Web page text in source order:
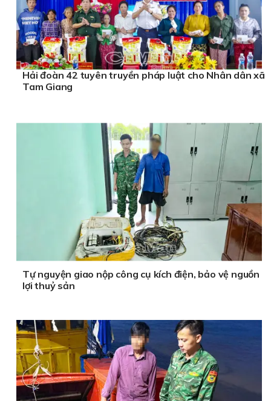
Hải đoàn 42 tuyên truyền pháp luật cho Nhân dân xã
Tam Giang
Tự nguyện giao nộp công cụ kích điện, bảo vệ nguồn
lợi thuỷ sản